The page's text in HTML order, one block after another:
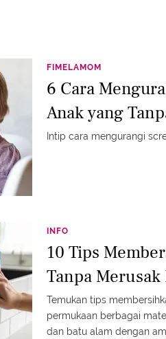
FIMELAMOM
6 Cara
Anak yang
Intip cara mengurangi
INFO
10 Tips
Tanpa
Temukan tips
permukaan berbagai
dan batu alam dengan